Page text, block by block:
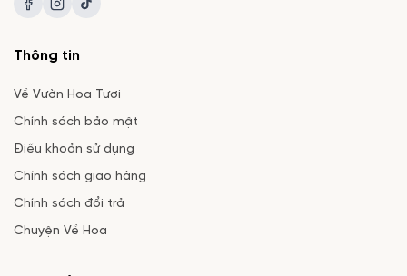
Thông tin
Về Vườn Hoa Tươi
Chính sách bảo mật
Điều khoản sử dụng
Chính sách giao hàng
Chính sách đổi trả
Chuyện Về Hoa